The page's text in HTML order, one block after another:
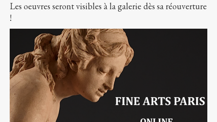
Les oeuvres seront visibles à la galerie dès sa réouverture
!